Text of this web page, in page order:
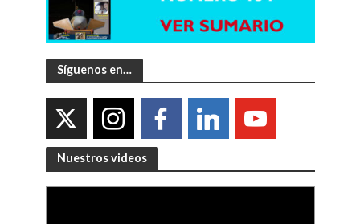
Síguenos en…
Nuestros videos